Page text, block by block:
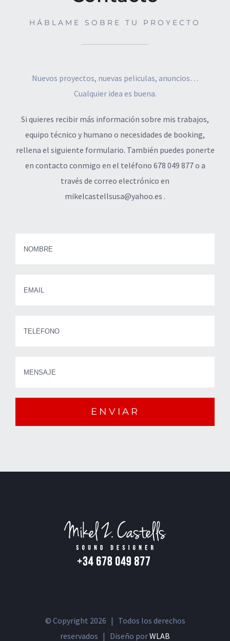
HÁBLAME SOBRE TU PROYECTO
Nuevos proyectos, nuevas peliculas, anuncios…
Cualquier idea es buena.
Si quieres recibir más información sobre mis trabajos,
equipo técnico y humano o necesidades de booking,
rellena el siguiente formulario. También puedes ponerte
en contacto conmigo en el teléfono 678 049 877 o a
través de correo electrónico en
mikelcastellsusa@yahoo.es .
© Copyright 2026 | Todos los derechos
reservados | Diseño porWLAB